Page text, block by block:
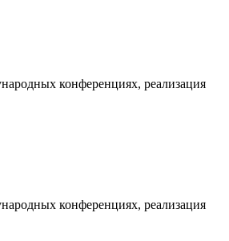
конференциях, реализация
конференциях, реализация